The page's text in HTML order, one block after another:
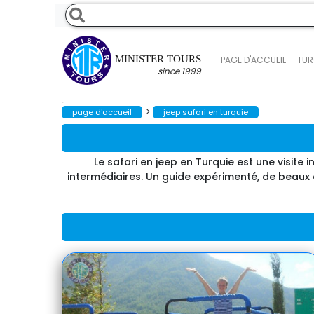
MINISTER TOURS
since 1999
PAGE D'ACCUEIL
page d'accueil > jeep safari en turquie
Le safari en jeep en Turquie est une
intermédiaires. Un guide expérimenté, de